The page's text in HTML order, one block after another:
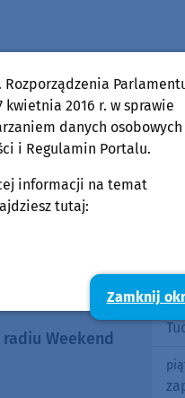
Weekend
Rozporządzenia
kwietnia 2016 r. w sprawie
danych osobowych
i Regulamin Portalu.
informacji na temat
tutaj:
Zamknij